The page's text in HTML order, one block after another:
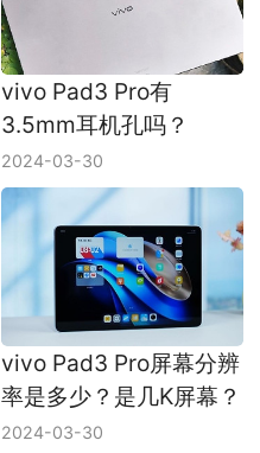
vivo Pad3 Pro有
3.5mm耳机孔吗？
2024-03-30
vivo Pad3 Pro屏幕分辨
率是多少？是几K屏幕？
2024-03-30